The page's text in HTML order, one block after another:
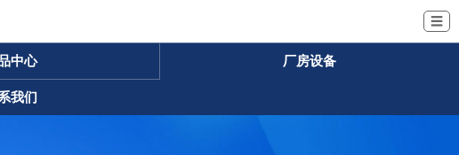
☰
中心 厂房设备
我们